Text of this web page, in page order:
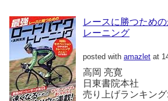
レースに勝つため
レーニング
posted with amazlet at
高岡 亮寛
日東書院本社
売り上げランキン